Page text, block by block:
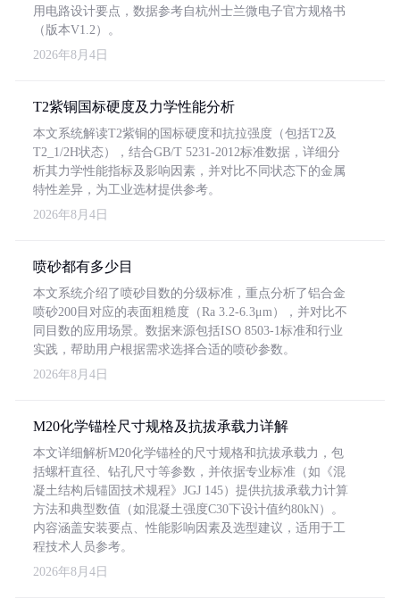
用电路设计要点，数据参考自杭州士兰微电子官方规格书
（版本V1.2）。
2026年8月4日
T2紫铜国标硬度及力学性能分析
本文系统解读T2紫铜的国标硬度和抗拉强度（包括T2及
T2_1/2H状态），结合GB/T 5231-2012标准数据，详细分
析其力学性能指标及影响因素，并对比不同状态下的金属
特性差异，为工业选材提供参考。
2026年8月4日
喷砂都有多少目
本文系统介绍了喷砂目数的分级标准，重点分析了铝合金
喷砂200目对应的表面粗糙度（Ra 3.2-6.3μm），并对比不
同目数的应用场景。数据来源包括ISO 8503-1标准和行业
实践，帮助用户根据需求选择合适的喷砂参数。
2026年8月4日
M20化学锚栓尺寸规格及抗拔承载力详解
本文详细解析M20化学锚栓的尺寸规格和抗拔承载力，包
括螺杆直径、钻孔尺寸等参数，并依据专业标准（如《混
凝土结构后锚固技术规程》JGJ 145）提供抗拔承载力计算
方法和典型数值（如混凝土强度C30下设计值约80kN）。
内容涵盖安装要点、性能影响因素及选型建议，适用于工
程技术人员参考。
2026年8月4日